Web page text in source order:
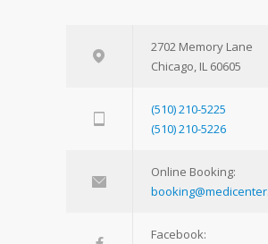
2702 Memory Lane
Chicago, IL 60605
(510) 210-5225
(510) 210-5226
Online Booking:
Facebook: